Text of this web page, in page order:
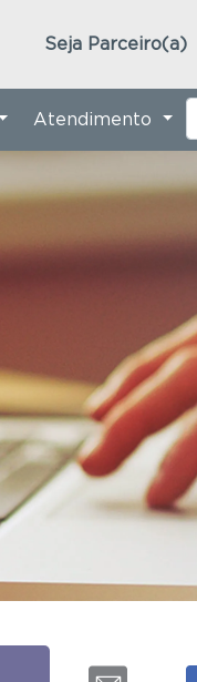
Seja Parceiro(a)
Atendimento